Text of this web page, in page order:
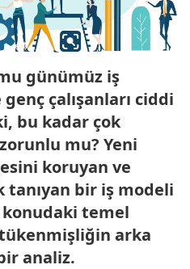
günümüz iş
çalışanları ciddi
bu kadar çok
mu? Yeni
koruyan ve
bir iş modeli
temel
arka
analiz.